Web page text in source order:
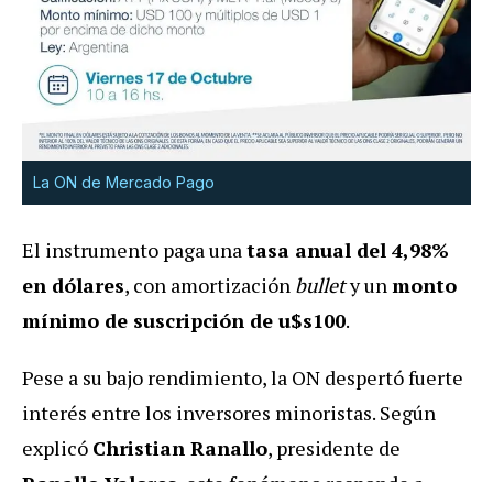
La ON de Mercado Pago
El instrumento paga una tasa anual del 4,98%
en dólares, con amortización bullety un monto
mínimo de suscripción de u$s100.
Pese a su bajo rendimiento, la ON despertó fuerte
interés entre los inversores minoristas. Según
explicó Christian Ranallo, presidente de